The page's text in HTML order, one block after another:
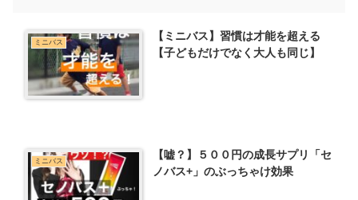
ミニバス
【ミニバス】習慣は才能を超える
【子どもだけでなく大人も同じ】
ミニバス
【嘘？】５００円の成長サプリ「セ
ノバス+」のぶっちゃけ効果